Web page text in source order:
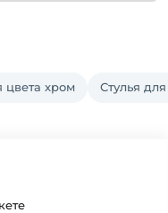
цвета хром Стулья